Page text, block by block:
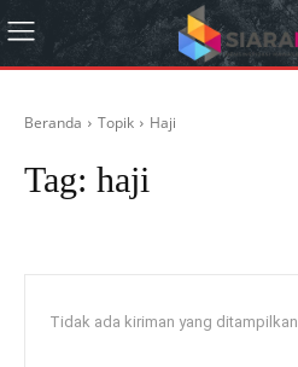
Beranda Topik Haji
Tag: haji
Tidak ada kiriman yang ditampilkan